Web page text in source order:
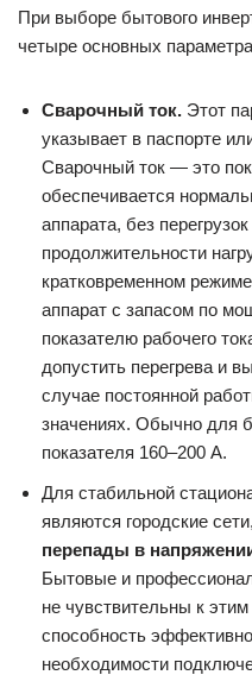
При выборе бытового
четыре основных
Сварочный ток. Этот
указывает в паспорте
Сварочный ток — это
обеспечивается
аппарата, без
продолжительности
кратковременном
аппарат с запасом по
показателю рабочего
допустить перегрева и
случае постоянной
значениях. Обычно для
показателя 160–200 А.
Для стабильной
являются городские
перепады в
Бытовые и
не чувствительны к
способность
необходимости